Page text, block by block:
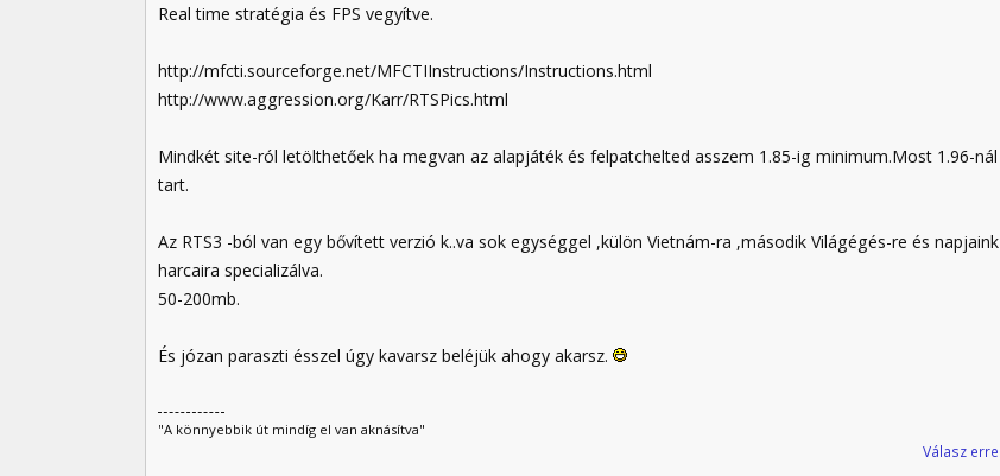
Real time stratégia és FPS vegyítve.
http://mfcti.sourceforge.net/MFCTIInstructions/Instructions.html
http://www.aggression.org/Karr/RTSPics.html
Mindkét site-ról letölthetőek ha megvan az alapjáték és felpatchelted asszem 1.85-ig minimum.Most 1.96-nál
tart.
Az RTS3 -ból van egy bővített verzió k..va sok egységgel ,külön Vietnám-ra ,második Világégés-re és napjaink
harcaira specializálva.
50-200mb.
És józan paraszti ésszel úgy kavarsz beléjük ahogy akarsz.
"A könnyebbik út mindíg el van aknásítva"
Válasz erre